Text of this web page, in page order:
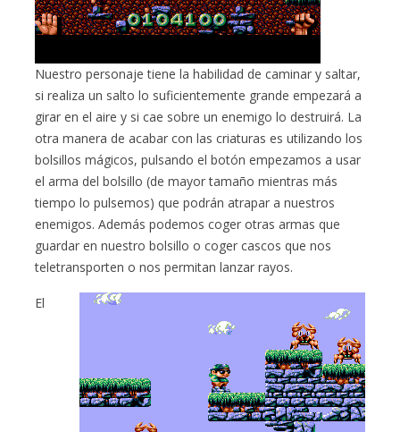
Nuestro personaje tiene la habilidad de caminar y saltar,
si realiza un salto lo suficientemente grande empezará a
girar en el aire y si cae sobre un enemigo lo destruirá. La
otra manera de acabar con las criaturas es utilizando los
bolsillos mágicos, pulsando el botón empezamos a usar
el arma del bolsillo (de mayor tamaño mientras más
tiempo lo pulsemos) que podrán atrapar a nuestros
enemigos. Además podemos coger otras armas que
guardar en nuestro bolsillo o coger cascos que nos
teletransporten o nos permitan lanzar rayos.
El